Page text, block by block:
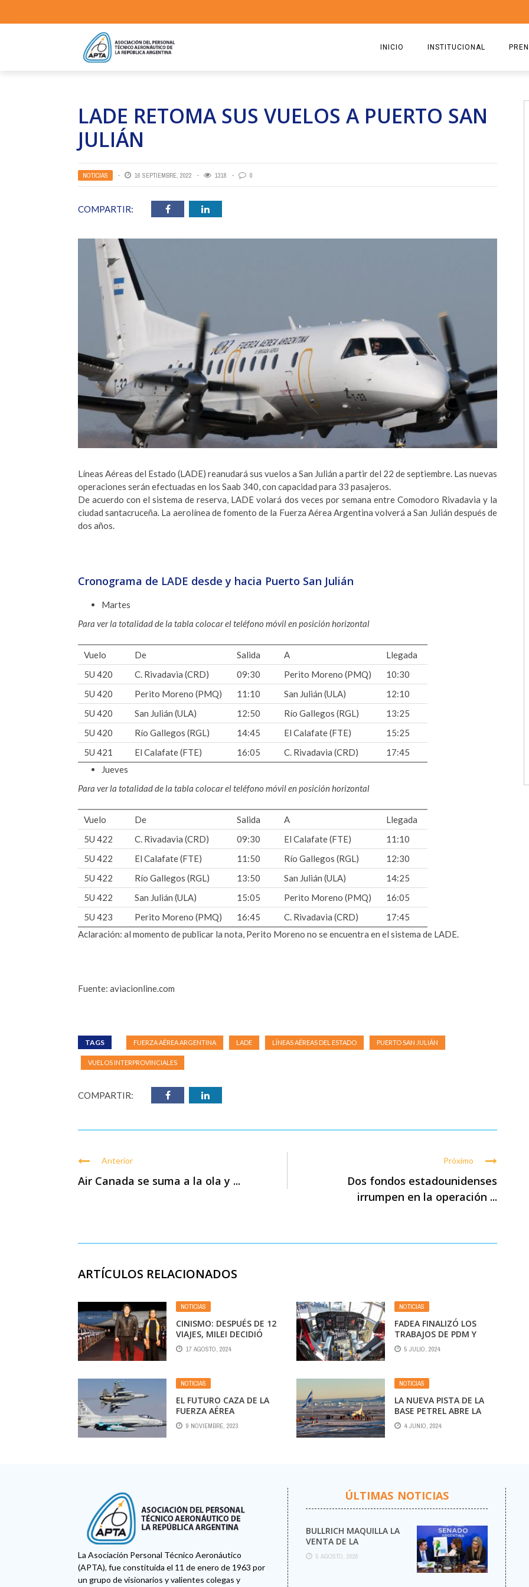
INICIO INSTITUCIONAL
ESTATUTO
RICARDO CIRIELLI
LADE RETOMA SUS VUELOS A PUERTO SAN
JULIÁN
NOTICIAS 16 SEPTIEMBRE, 2022 1318 0
COMPARTIR:
Líneas Aéreas del Estado (LADE) reanudará sus vuelos a San Julián a partir del 22 de septiembre. Las nuevas
operaciones serán efectuadas en los Saab 340, con capacidad para 33 pasajeros.
De acuerdo con el sistema de reserva, LADE volará dos veces por semana entre Comodoro Rivadavia y la
ciudad santacruceña. La aerolínea de fomento de la Fuerza Aérea Argentina volverá a San Julián después de
dos años.
Cronograma de LADE desde y hacia Puerto San Julián
Martes
Para ver la totalidad de la tabla colocar el teléfono móvil en posición horizontal
Vuelo De Salida A
Llegada
5U 420
C. Rivadavia (CRD) 09:30 Perito Moreno (PMQ)
10:30
5U 420
Perito Moreno (PMQ) 11:10 San Julián (ULA)
12:10
5U 420
San Julián (ULA) 12:50 Río Gallegos (RGL)
13:25
5U 420
Río Gallegos (RGL) 14:45 El Calafate (FTE)
15:25
5U 421
El Calafate (FTE) 16:05 C. Rivadavia (CRD)
17:45
Jueves
Para ver la totalidad de la tabla colocar el teléfono móvil en posición horizontal
Vuelo De Salida A
Llegada
5U 422
C. Rivadavia (CRD) 09:30 El Calafate (FTE)
11:10
5U 422
El Calafate (FTE) 11:50 Río Gallegos (RGL)
12:30
5U 422
Río Gallegos (RGL) 13:50 San Julián (ULA)
14:25
5U 422
San Julián (ULA) 15:05 Perito Moreno (PMQ)
16:05
5U 423
Perito Moreno (PMQ) 16:45 C. Rivadavia (CRD)
17:45
Aclaración: al momento de publicar la nota, Perito Moreno no se encuentra en el sistema de LADE.
Fuente: aviacionline.com
TAGS FUERZA AÉREA ARGENTINA LADE LÍNEAS AÉREAS DEL ESTADO PUERTO SAN JULIÁN
VUELOS INTERPROVINCIALES
COMPARTIR:
Anterior
Air Canada se suma a la ola y ...
Próximo
Dos fondos estadounidenses
irrumpen en la operación ...
ARTÍCULOS RELACIONADOS
NOTICIAS
CINISMO: DESPUÉS DE 12
VIAJES, MILEI DECIDIÓ
CONTROLAR LOS VUELOS
DE LOS GOBERNADORES
17 AGOSTO, 2024
NOTICIAS
FADEA FINALIZÓ LOS
TRABAJOS DE PDM Y
ENTREGA DEL HÉRCULES
KC-130H TC-69 “PUERTO
FUERZA AÉREA
ARGENTINA
5 JULIO, 2024
NOTICIAS
EL FUTURO CAZA DE LA
FUERZA AÉREA
ARGENTINA, ENTRE
DECISIONES EN EL
9 NOVIEMBRE, 2023
NOTICIAS
LA NUEVA PISTA DE LA
BASE PETREL ABRE LA
POSIBILIDAD DE VUELOS
DESDE USHUAIA
4 JUNIO, 2024
La Asociación Personal Técnico Aeronáutico
(APTA), fue constituida el 11 de enero de 1963 por
un grupo de visionarios y valientes colegas y
ÚLTIMAS NOTICIAS
BULLRICH MAQUILLA LA
VENTA DE LA
ARGENTINA
5 AGOSTO, 2026